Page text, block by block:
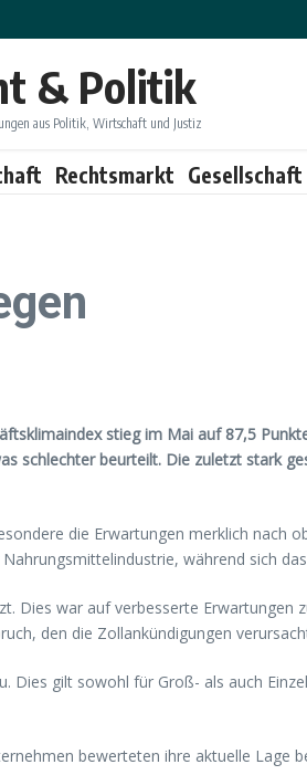
& Politik
aus Politik, Wirtschaft und Justiz
Rechtsmarkt Gesellschaft
stieg im Mai auf 87,5
schlechter beurteilt. Die zuletzt stark
die Erwartungen merklich nach
während sich
war auf verbesserte Erwartungen
den die Zollankündigungen
gilt sowohl für Groß- als auch
bewerteten ihre aktuelle Lage